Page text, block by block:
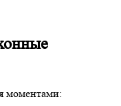
моментами: